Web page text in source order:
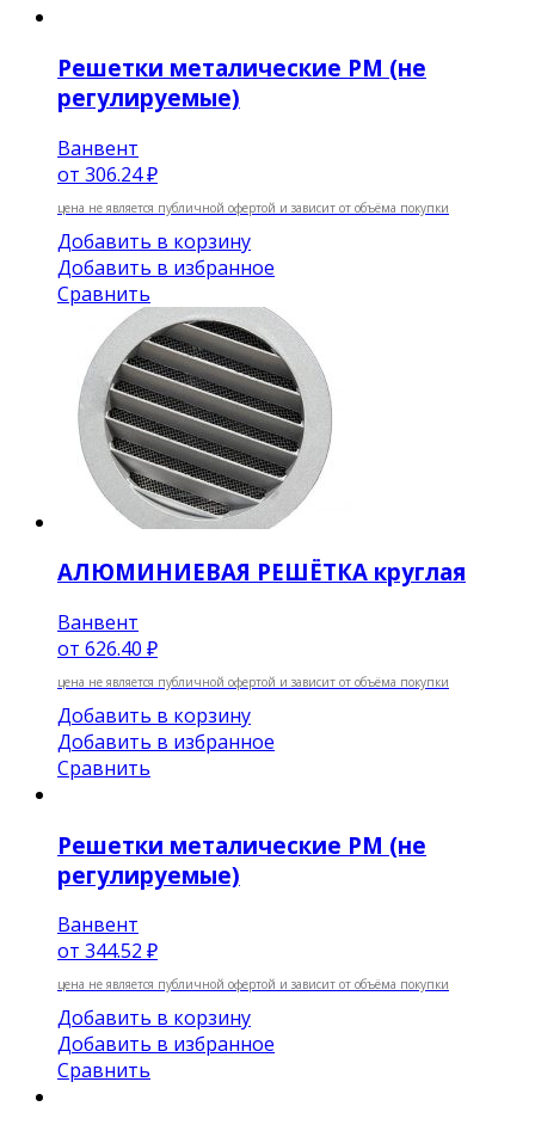
Решетки металические РМ (не
регулируемые)
Ванвент
от 306.24 ₽
цена не является публичной офертой и зависит от объёма покупки
Добавить в корзину
Добавить в избранное
Сравнить
АЛЮМИНИЕВАЯ РЕШЁТКА круглая
Ванвент
от 626.40 ₽
цена не является публичной офертой и зависит от объёма покупки
Добавить в корзину
Добавить в избранное
Сравнить
Решетки металические РМ (не
регулируемые)
Ванвент
от 344.52 ₽
цена не является публичной офертой и зависит от объёма покупки
Добавить в корзину
Добавить в избранное
Сравнить